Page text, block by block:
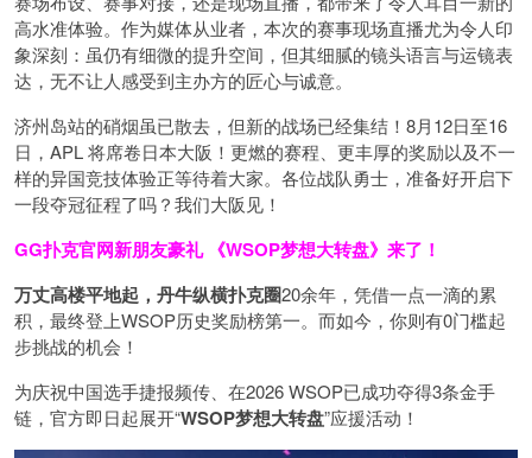
高水准体验。作为媒体从业者，本次的赛事现场直播尤为令人印
象深刻：虽仍有细微的提升空间，但其细腻的镜头语言与运镜表
达，无不让人感受到主办方的匠心与诚意。
济州岛站的硝烟虽已散去，但新的战场已经集结！8月12日至16
日，APL 将席卷日本大阪！更燃的赛程、更丰厚的奖励以及不一
样的异国竞技体验正等待着大家。各位战队勇士，准备好开启下
一段夺冠征程了吗？我们大阪见！
GG扑克官网新朋友豪礼 《WSOP梦想大转盘》来了！
万丈高楼平地起，丹牛纵横扑克圈20余年，凭借一点一滴的累
积，最终登上WSOP历史奖励榜第一。而如今，你则有0门槛起
步挑战的机会！
为庆祝中国选手捷报频传、在2026 WSOP已成功夺得3条金手
链，官方即日起展开“WSOP梦想大转盘”应援活动！